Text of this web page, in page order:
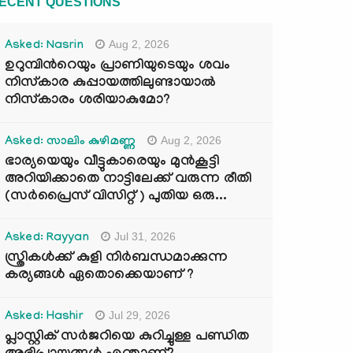
Asked: Nasrin Aug 2, 2026
ഉറുമ്പിന്‍റെയും പ്രാണിയുടെയും ശവം
നിസ്കാര കുപ്പായത്തിലുണ്ടായാൽ
നിസ്കാരം ശരിയാകുമോ?
Asked: സാലിം കുഴിമണ്ണ Aug 2, 2026
ഭാര്യയെയും വീട്ടുകാരെയും മുൻകൂട്ടി
അറിയിക്കാതെ നാട്ടിലേക്ക് വരുന്ന രീതി
(സർപ്രൈസ് വിസിറ്റ് ) പുതിയ ഒരു...
Asked: Rayyan Jul 31, 2026
സ്ത്രികൾക്ക് കുളി നിർബന്ധമാക്കുന്ന
കര്യങ്ങൾ ഏതൊക്കെയാണ് ?
Asked: Hashir Jul 29, 2026
പ്ലാസ്റ്റിക് സർജറിയെ കുറിച്ചുള്ള പണ്ഡിത